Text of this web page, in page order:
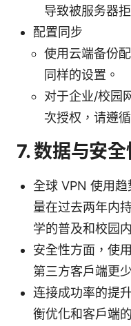
导致被服务器
配置同步
使用云端备份
同样的设置。
对于企业/校园
次授权，请遵
7. 数据与安全
全球 VPN 使用
量在过去两年内
学的普及和校园
安全性方面，使
第三方客户端更
连接成功率的提
衡优化和客户端